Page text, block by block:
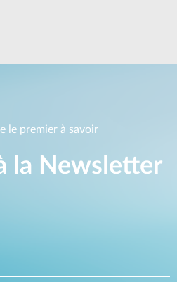
le premier à savoir
la Newsletter